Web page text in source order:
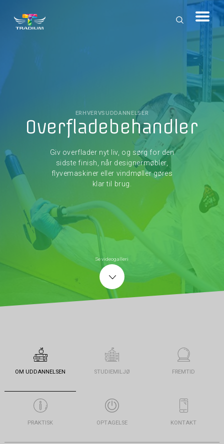
ERHVERVSUDDANNELSER
Overfladebehandler
Giv overflader nyt liv, og sørg for den
sidste finish, når designermøbler,
flyvemaskiner eller vindmøller gøres
klar til brug.
Se videogalleri
OM UDDANNELSEN STUDIEMILJØ FREMTID
PRAKTISK OPTAGELSE KONTAKT